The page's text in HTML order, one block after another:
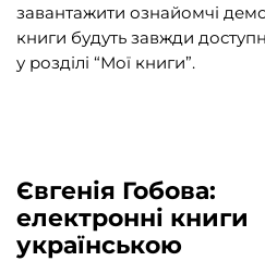
Подарункові сертифікати (1)
завантажити ознайомчі
книги будуть завжди
у розділі “Мої книги”.
Євгенія Гобова:
електронні книги
українською